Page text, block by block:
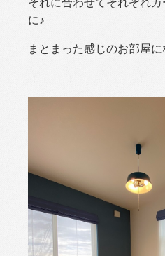
それに合わせてそれぞれ
に♪
まとまった感じのお部屋に